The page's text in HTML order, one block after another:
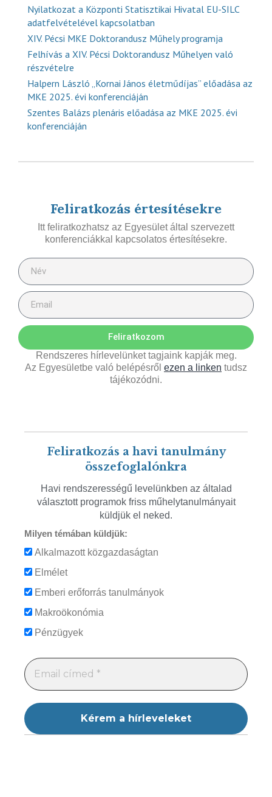
Nyilatkozat a Központi Statisztikai Hivatal EU-SILC
adatfelvételével kapcsolatban
XIV. Pécsi MKE Doktorandusz Műhely programja
Felhívás a XIV. Pécsi Doktorandusz Műhelyen való
részvételre
Halpern László „Kornai János életműdíjas” előadása az
MKE 2025. évi konferenciáján
Szentes Balázs plenáris előadása az MKE 2025. évi
konferenciáján
Feliratkozás értesítésekre
Itt feliratkozhatsz az Egyesület által szervezett
konferenciákkal kapcsolatos értesítésekre.
Feliratkozom
Rendszeres hírlevelünket tagjaink kapják meg.
Az Egyesületbe való belépésről ezen a linken tudsz
tájékozódni.
Feliratkozás a havi tanulmány
összefoglalónkra
Havi rendszerességű levelünkben az általad
választott programok friss műhelytanulmányait
küldjük el neked.
Milyen témában küldjük:
Alkalmazott közgazdaságtan
Elmélet
Emberi erőforrás tanulmányok
Makroökonómia
Pénzügyek